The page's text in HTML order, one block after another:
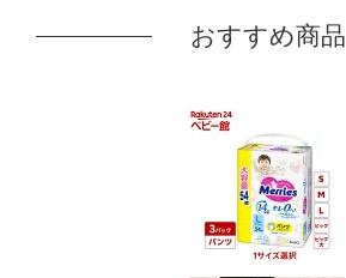
おすすめ商品